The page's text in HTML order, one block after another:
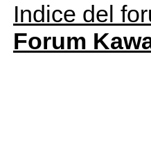
Indice del
Forum